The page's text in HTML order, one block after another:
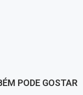
PODE GOSTAR